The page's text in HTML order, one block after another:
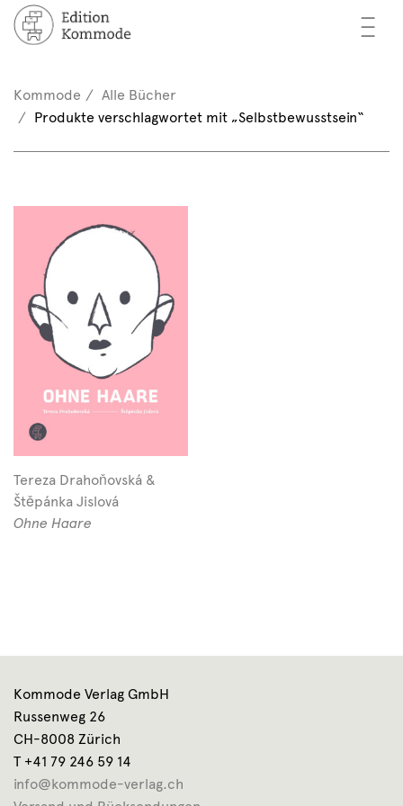
—
—
—
/ Registrieren
(0)
Kommode
Alle Bücher
Produkte verschlagwortet mit „Selbstbewusstsein“
Tereza Drahoňovská &
Štěpánka Jislová
Ohne Haare
Kommode Verlag GmbH
Russenweg 26
CH-8008 Zürich
T +41 79 246 59 14
info@kommode-verlag.ch